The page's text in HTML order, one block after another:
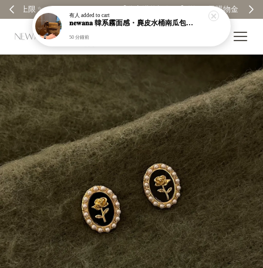
有人 added to cart
𝐧𝐞𝐰𝐚𝐧𝐚 韓系霧面感・麂皮水桶南瓜包｜通勤日常包｜高級皮革｜現貨＋預購【nk62】
50 分鐘前